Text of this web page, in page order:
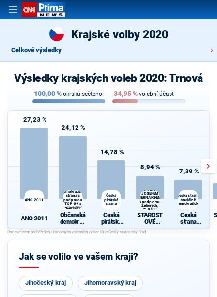
Krajské volby 2020
Celkové výsledky
Výsledky krajských voleb 2020: Trnová
100,00% okrsků sečteno 34,95% volební účast
27,23 %
ANO 2011
ANO 2011
24,12 %
demokratická
strana s
podporou
TOP 09 a
nezávislých
starostů
Občanská
demokrati
cká strana
s podporou
TOP 09 a
h starostů
14,78 %
Česká
pirátská
strana
Česká
pirátská
strana
8,94 %
(STAN) s
JOSEFEM
BERNARDEM
a podporou
Zelených,
PRO Plzeň a
Idealistů
STAROST
OVÉ
(STAN) s
JOSEFEM
BERNARD
a Idealistů
7,39 %
Česká strana
sociálně
demokratická
Česká
strana
sociálně
cká
Jak se volilo ve vašem kraji?
Jihočeský kraj Jihomoravský kraj